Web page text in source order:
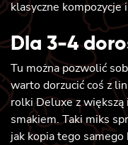
klasyczne kompozycje
Dla 3-4
Tu można pozwolić
warto dorzucić coś z
rolki Deluxe z
smakiem. Taki miks
jak kopia tego samego